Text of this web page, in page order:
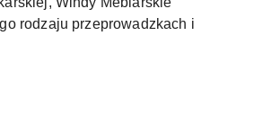
rodzaju przeprowadzkach i